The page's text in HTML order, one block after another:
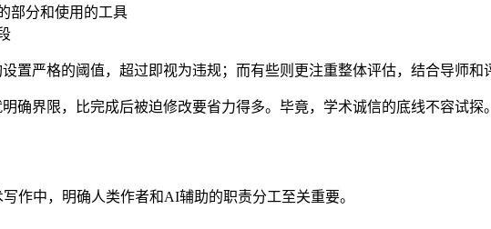
部分和使用的工具
置严格的阈值，超过即视为违规；而有些则更注重整体评估，结合导师和
确界限，比完成后被迫修改要省力得多。毕竟，学术诚信的底线不容试探。
作中，明确人类作者和AI辅助的职责分工至关重要。